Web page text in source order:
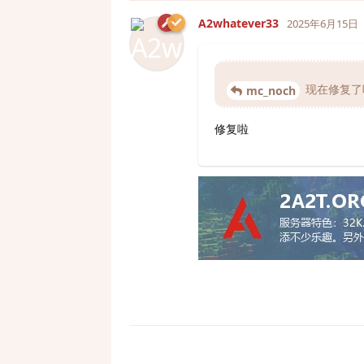
A2whatever33 2025年6月15日
mc_noch 现在修复
修复啦